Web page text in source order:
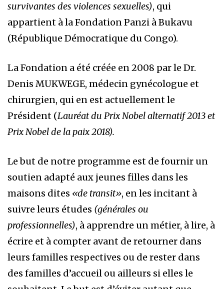
survivantes des violences sexuelles), qui
appartient à la Fondation Panzi à Bukavu
(République Démocratique du Congo).
La Fondation a été créée en 2008 par le Dr.
Denis MUKWEGE, médecin gynécologue et
chirurgien, qui en est actuellement le
Président (Lauréat du Prix Nobel alternatif 2013 et
Prix Nobel de la paix 2018).
Le but de notre programme est de fournir un
soutien adapté aux jeunes filles dans les
maisons dites «de transit», en les incitant à
suivre leurs études (générales ou
professionnelles), à apprendre un métier, à lire, à
écrire et à compter avant de retourner dans
leurs familles respectives ou de rester dans
des familles d’accueil ou ailleurs si elles le